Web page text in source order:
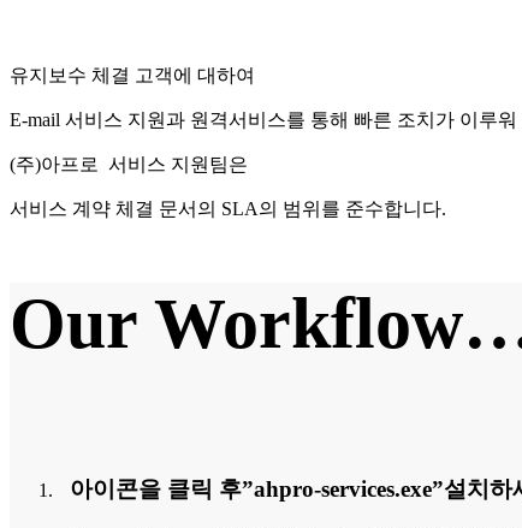
유지보수 체결 고객에 대하여
E-mail 서비스 지원과 원격서비스를 통해 빠른 조치가 이루워
(주)아프로 서비스 지원팀은
서비스 계약 체결 문서의 SLA의 범위를 준수합니다.
Our
아이콘을 클릭 후”ahpro-services.exe”설치하